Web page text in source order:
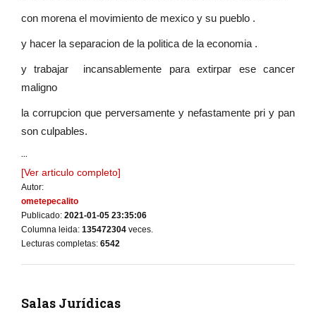
con morena el movimiento de mexico y su pueblo .
y hacer la separacion de la politica de la economia .
y trabajar incansablemente para extirpar ese cancer
maligno
la corrupcion que perversamente y nefastamente pri y pan
son culpables.
...
[Ver articulo completo]
Autor:
ometepecalito
Publicado: 2021-01-05 23:35:06
Columna leida: 135472304 veces.
Lecturas completas: 6542
Salas Jurídicas